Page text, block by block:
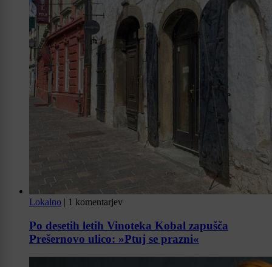
Lokalno | 1 komentarjev
Po desetih letih Vinoteka Kobal zapušča
Prešernovo ulico: »Ptuj se prazni«